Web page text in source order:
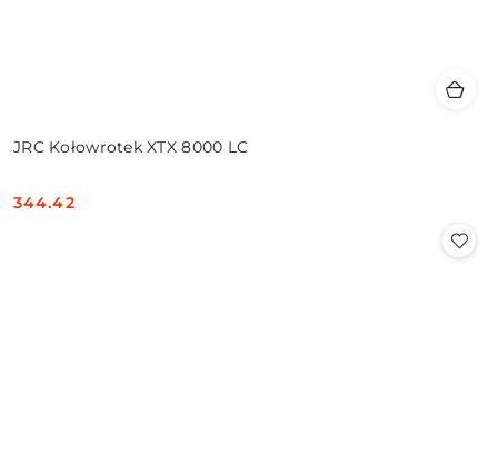
JRC Kołowrotek XTX 8000 LC
Cena:
344.42